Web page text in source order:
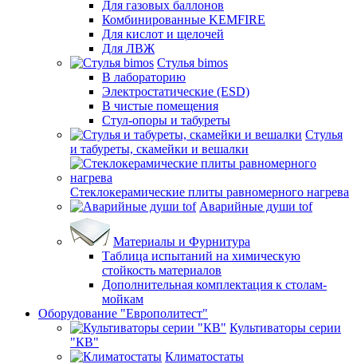
Для газовых баллонов
Комбинированные KEMFIRE
Для кислот и щелочей
Для ЛВЖ
Стулья bimos
В лабораторию
Электростатические (ESD)
В чистые помещения
Стул-опоры и табуреты
Стулья
и табуреты, скамейки и вешалки
Стеклокерамические плиты равномерного нагрева
Аварийные души tof
Материалы и Фурнитура
Таблица испытаний на химическую
стойкость материалов
Дополнительная комплектация к столам-
мойкам
Оборудование "Европолитест"
Культиваторы серии
"КВ"
Климатостаты